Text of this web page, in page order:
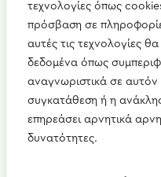
τεχνολογίες όπως
πρόσβαση σε
αυτές τις τεχνολογίες
δεδομένα όπως
αναγνωριστικά σε
συγκατάθεση ή η
επηρεάσει αρνητικά
δυνατότητες.
Επικοινωνία
Καισαρείας 15, Αθήνα 115 27
+(30) 697 667 1746
artemis.zerdeli@gmail.com
Δευ - Παρ : 09:00 - 21:00